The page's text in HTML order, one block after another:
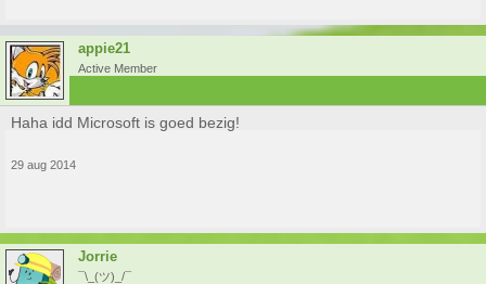
appie21
Active Member
Haha idd Microsoft is goed bezig!
29 aug 2014
Jorrie
¯\_(ツ)_/¯